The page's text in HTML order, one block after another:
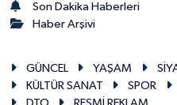
Son Dakika Haberleri
Haber Arşivi
GÜNCEL YAŞAM
KÜLTÜR SANAT
SPOR